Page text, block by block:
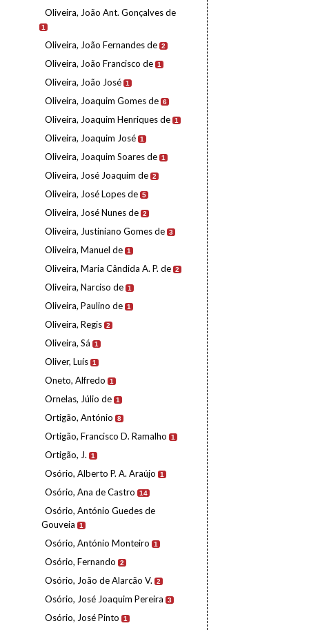
Oliveira, João Ant. Gonçalves de
1
Oliveira, João Fernandes de 2
Oliveira, João Francisco de 1
Oliveira, João José 1
Oliveira, Joaquim Gomes de 6
Oliveira, Joaquim Henriques de 1
Oliveira, Joaquim José 1
Oliveira, Joaquim Soares de 1
Oliveira, José Joaquim de 2
Oliveira, José Lopes de 5
Oliveira, José Nunes de 2
Oliveira, Justiniano Gomes de 3
Oliveira, Manuel de 1
Oliveira, Maria Cândida A. P. de 2
Oliveira, Narciso de 1
Oliveira, Paulino de 1
Oliveira, Regis 2
Oliveira, Sá 1
Oliver, Luís 1
Oneto, Alfredo 1
Ornelas, Júlio de 1
Ortigão, António 8
Ortigão, Francisco D. Ramalho 1
Ortigão, J. 1
Osório, Alberto P. A. Araújo 1
Osório, Ana de Castro 14
Osório, António Guedes de
Gouveia
1
Osório, António Monteiro 1
Osório, Fernando 2
Osório, João de Alarcão V. 2
Osório, José Joaquim Pereira 3
Osório, José Pinto 1